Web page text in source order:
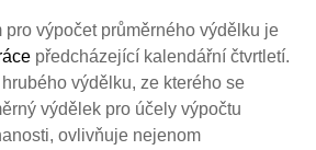
pro výpočet průměrného výdělku je
předcházející kalendářní čtvrtletí.
výdělku, ze kterého se
výdělek pro účely výpočtu
ovlivňuje nejenom